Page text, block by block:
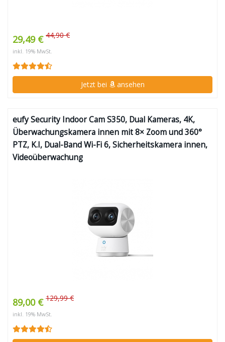
29,49 € 44,90 €
inkl. 19% MwSt.
Jetzt bei ansehen
eufy Security Indoor Cam S350, Dual Kameras, 4K,
Überwachungskamera innen mit 8× Zoom und 360°
PTZ, K.I, Dual-Band Wi-Fi 6, Sicherheitskamera innen,
Videoüberwachung
89,00 € 129,99 €
inkl. 19% MwSt.